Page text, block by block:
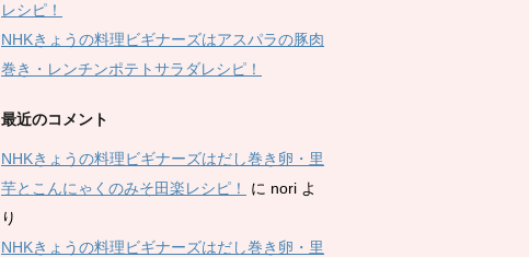
レシピ！
NHKきょうの料理ビギナーズはアスパラの豚肉
巻き・レンチンポテトサラダレシピ！
最近のコメント
NHKきょうの料理ビギナーズはだし巻き卵・里
芋とこんにゃくのみそ田楽レシピ！
に nori よ
り
NHKきょうの料理ビギナーズはだし巻き卵・里